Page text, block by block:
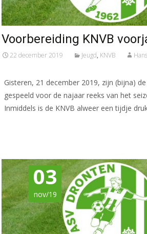
Voorbereiding KNVB
22 december 2019 Jeugd, KNVB
Gisteren, 21 december 2019, zijn (bijna)
gespeeld voor de najaar reeks van het
Inmiddels is de KNVB alweer een tijdje
03
nov/19